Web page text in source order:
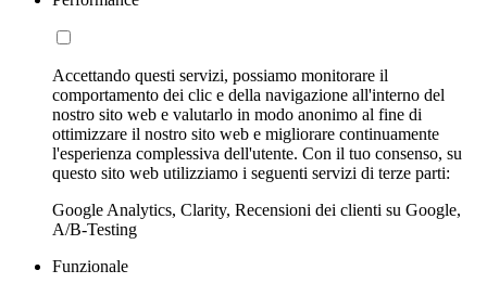
Accettando questi servizi, possiamo monitorare il
comportamento dei clic e della navigazione all'interno del
nostro sito web e valutarlo in modo anonimo al fine di
ottimizzare il nostro sito web e migliorare continuamente
l'esperienza complessiva dell'utente. Con il tuo consenso, su
questo sito web utilizziamo i seguenti servizi di terze parti:
Google Analytics, Clarity, Recensioni dei clienti su Google,
A/B-Testing
Funzionale